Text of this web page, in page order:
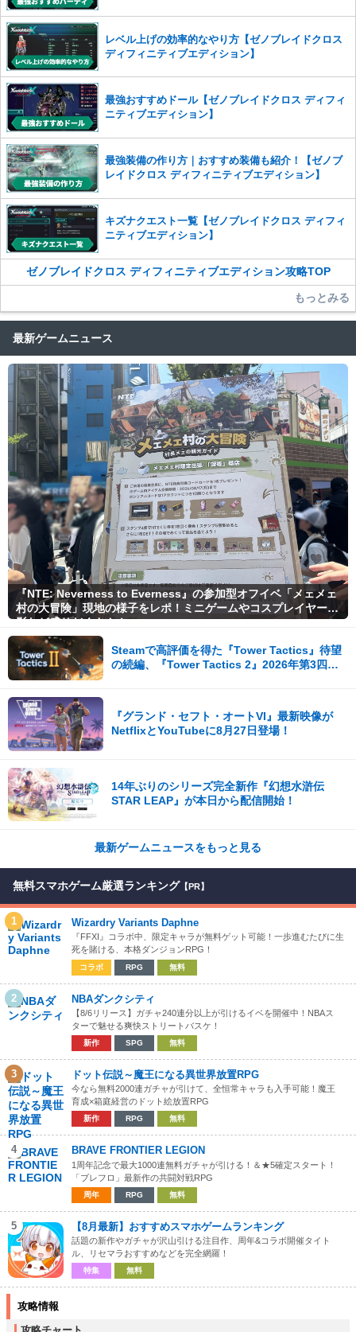
また、過度な利用規約の違反や、弊社に損害の及ぶ内容の書き込みがあ
った場合は、法的措置をとらせていただく場合もございますので、あら
かじめご理解くださいませ。レベル上げの効率的なやり方【ゼノブレイドクロス
ディフィニティブエディション】
最強おすすめドール【ゼノブレイドクロス ディフィ
ニティブエディション】
最強装備の作り方｜おすすめ装備も紹介！【ゼノブ
レイドクロス ディフィニティブエディション】
キズナクエスト一覧【ゼノブレイドクロス ディフィ
ニティブエディション】
ゼノブレイドクロス ディフィニティブエディション攻略TOP
もっとみる
最新ゲームニュース
『NTE: Neverness to Everness』の参加型オフイベ「メェメェ
村の大冒険」現地の様子をレポ！ミニゲームやコスプレイヤー撮
影など盛りだくさん！
Steamで高評価を得た『Tower Tactics』待望
の続編、『Tower Tactics 2』2026年第3四半
『グランド・セフト・オートVI』最新映像が
NetflixとYouTubeに8月27日登場！
14年ぶりのシリーズ完全新作『幻想水滸伝
STAR LEAP』が本日から配信開始！
最新ゲームニュースをもっと見る
無料スマホゲーム厳選ランキング 【PR】
1 Wizardry Variants Daphne
『FFXI』コラボ中、限定キャラが無料ゲット可能！一歩進むたびに生
死を賭ける、本格ダンジョンRPG！
コラボ RPG 無料
2 NBAダンクシティ
【8/6リリース】ガチャ240連分以上が引けるイベを開催中！NBAス
ターで魅せる爽快ストリートバスケ！
新作 SPG 無料
3 ドット伝説～魔王になる異世界放置RPG
今なら無料2000連ガチャが引けて、全恒常キャラも入手可能！魔王
育成×箱庭経営のドット絵放置RPG
新作 RPG 無料
4 BRAVE FRONTIER LEGION
1周年記念で最大1000連無料ガチャが引ける！＆★5確定スタート！
「ブレフロ」最新作の共闘対戦RPG
周年 RPG 無料
5 【8月最新】おすすめスマホゲームランキング
話題の新作やガチャが沢山引ける注目作、周年&コラボ開催タイト
ル、リセマラおすすめなどを完全網羅！
特集 無料
攻略情報